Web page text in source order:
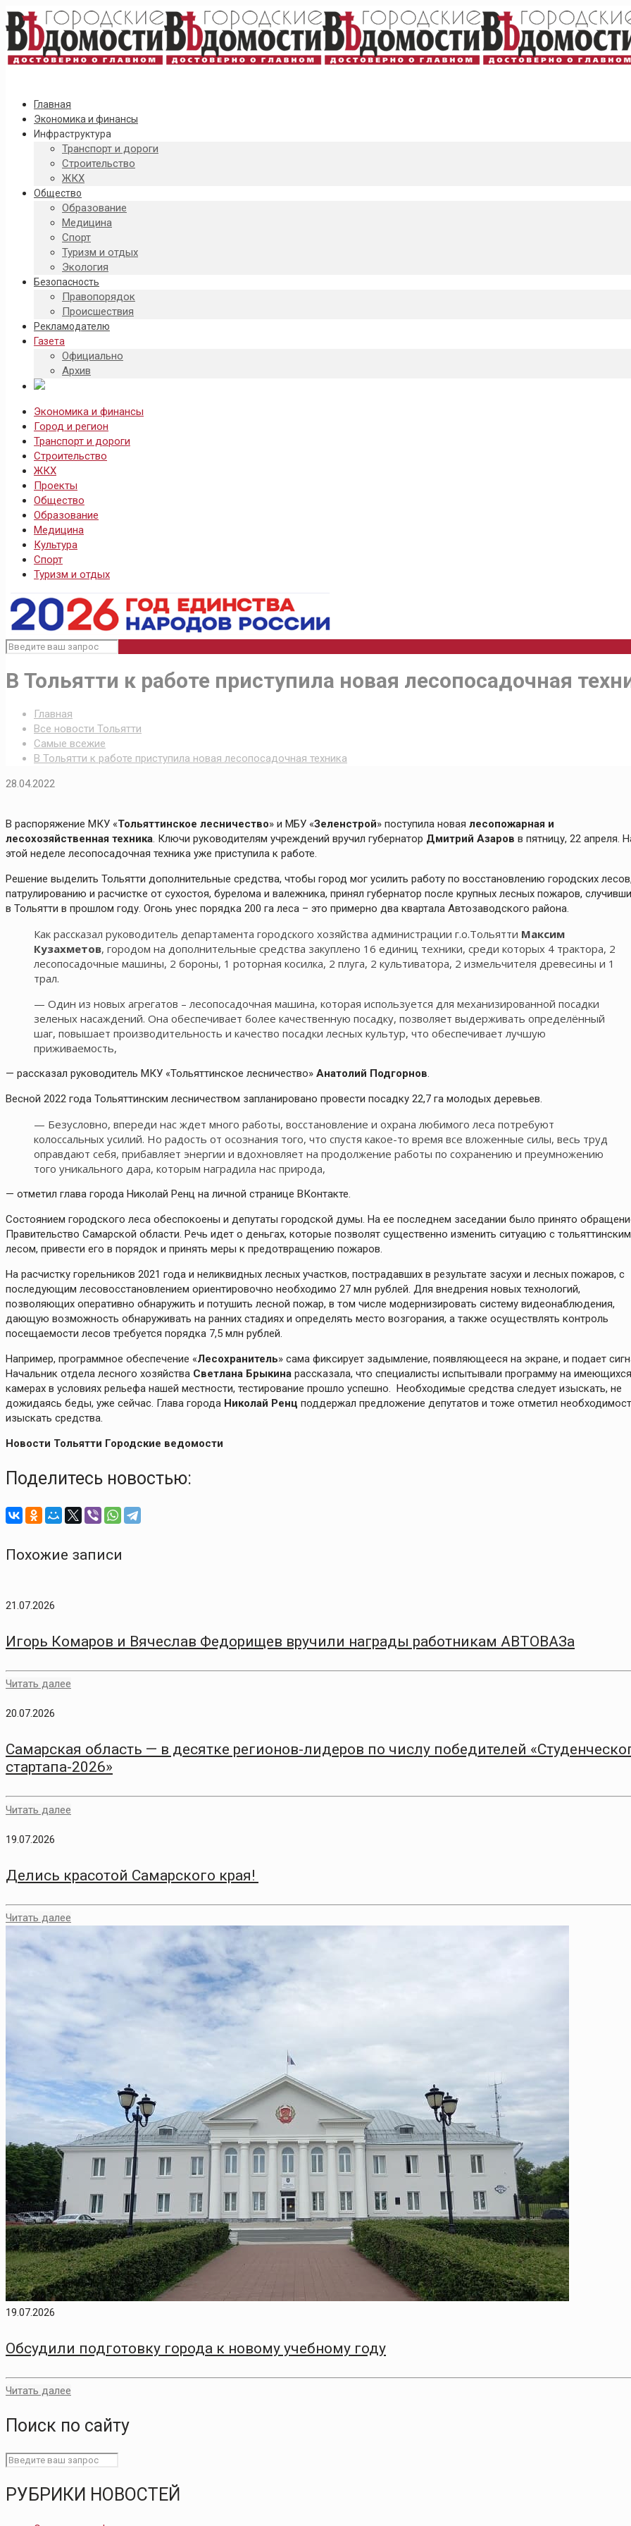
Главная
Экономика и финансы
Инфраструктура
Транспорт и дороги
Строительство
ЖКХ
Общество
Образование
Медицина
Спорт
Туризм и отдых
Экология
Безопасность
Правопорядок
Происшествия
Рекламодателю
Газета
Официально
Архив
Экономика и финансы
Город и регион
Транспорт и дороги
Строительство
ЖКХ
Проекты
Общество
Образование
Медицина
Культура
Спорт
Туризм и отдых
В Тольятти к работе приступила новая лесопосадочная
Главная
Все новости Тольятти
Самые всежие
В Тольятти к работе приступила новая лесопосадочная техника
28.04.2022
В распоряжение МКУ «Тольяттинское лесничество» и МБУ «Зеленстрой» поступила новая лесопожарная и
лесохозяйственная техника. Ключи руководителям учреждений вручил губернатор Дмитрий Азаров в пятницу, 22 апреля.
этой неделе лесопосадочная техника уже приступила к работе.
Решение выделить Тольятти дополнительные средства, чтобы город мог усилить работу по восстановлению городских
патрулированию и расчистке от сухостоя, бурелома и валежника, принял губернатор после крупных лесных пожаров,
в Тольятти в прошлом году. Огонь унес порядка 200 га леса – это примерно два квартала Автозаводского района.
Как рассказал руководитель департамента городского хозяйства администрации г.о.Тольятти Максим
Кузахметов, городом на дополнительные средства закуплено 16 единиц техники, среди которых 4 трактора, 2
лесопосадочные машины, 2 бороны, 1 роторная косилка, 2 плуга, 2 культиватора, 2 измельчителя древесины и 1
трал.
— Один из новых агрегатов – лесопосадочная машина, которая используется для механизированной посадки
зеленых насаждений. Она обеспечивает более качественную посадку, позволяет выдерживать определённый
шаг, повышает производительность и качество посадки лесных культур, что обеспечивает лучшую
приживаемость,
— рассказал руководитель МКУ «Тольяттинское лесничество» Анатолий Подгорнов.
Весной 2022 года Тольяттинским лесничеством запланировано провести посадку 22,7 га молодых деревьев.
— Безусловно, впереди нас ждет много работы, восстановление и охрана любимого леса потребуют
колоссальных усилий. Но радость от осознания того, что спустя какое-то время все вложенные силы, весь труд
оправдают себя, прибавляет энергии и вдохновляет на продолжение работы по сохранению и преумножению
того уникального дара, которым наградила нас природа,
— отметил глава города Николай Ренц на личной странице ВКонтакте.
Состоянием городского леса обеспокоены и депутаты городской думы. На ее последнем заседании было принято
Правительство Самарской области. Речь идет о деньгах, которые позволят существенно изменить ситуацию с тольяттинским
лесом, привести его в порядок и принять меры к предотвращению пожаров.
На расчистку горельников 2021 года и неликвидных лесных участков, пострадавших в результате засухи и лесных пожаров, с
последующим лесовосстановлением ориентировочно необходимо 27 млн рублей. Для внедрения новых технологий,
позволяющих оперативно обнаружить и потушить лесной пожар, в том числе модернизировать систему видеонаблюдения,
дающую возможность обнаруживать на ранних стадиях и определять место возгорания, а также осуществлять контроль
посещаемости лесов требуется порядка 7,5 млн рублей.
Например, программное обеспечение «Лесохранитель» сама фиксирует задымление, появляющееся на экране, и подает
Начальник отдела лесного хозяйства Светлана Брыкина рассказала, что специалисты испытывали программу на имеющихся
камерах в условиях рельефа нашей местности, тестирование прошло успешно. Необходимые средства следует изыскать, не
дожидаясь беды, уже сейчас. Глава города Николай Ренц поддержал предложение депутатов и тоже отметил
изыскать средства.
Новости Тольятти Городские ведомости
Поделитесь новостью:
Похожие записи
21.07.2026
Игорь Комаров и Вячеслав Федорищев вручили награды работникам АВТОВАЗа
Читать далее
20.07.2026
Самарская область — в десятке регионов-лидеров по числу победителей
стартапа-2026»
Читать далее
19.07.2026
Делись красотой Самарского края!
Читать далее
19.07.2026
Обсудили подготовку города к новому учебному году
Читать далее
Поиск по сайту
РУБРИКИ НОВОСТЕЙ